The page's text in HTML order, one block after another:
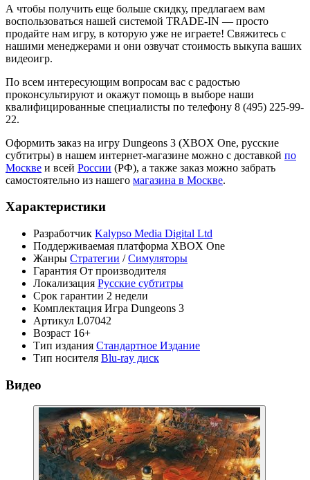
А чтобы получить еще больше скидку, предлагаем вам
воспользоваться нашей системой TRADE-IN — просто
продайте нам игру, в которую уже не играете! Свяжитесь с
нашими менеджерами и они озвучат стоимость выкупа ваших
видеоигр.
По всем интересующим вопросам вас с радостью
проконсультируют и окажут помощь в выборе наши
квалифицированные специалисты по телефону 8 (495) 225-99-
22.
Оформить заказ на игру Dungeons 3 (XBOX One, русские
субтитры) в нашем интернет-магазине можно с доставкой по
Москве и всей России (РФ), а также заказ можно забрать
самостоятельно из нашего магазина в Москве.
Характеристики
Разработчик Kalypso Media Digital Ltd
Поддерживаемая платформа XBOX One
Жанры Стратегии /Симуляторы
Гарантия От производителя
Локализация Русские субтитры
Срок гарантии 2 недели
Комплектация Игра Dungeons 3
Артикул L07042
Возраст 16+
Тип издания Стандартное Издание
Тип носителя Blu-ray диск
Видео